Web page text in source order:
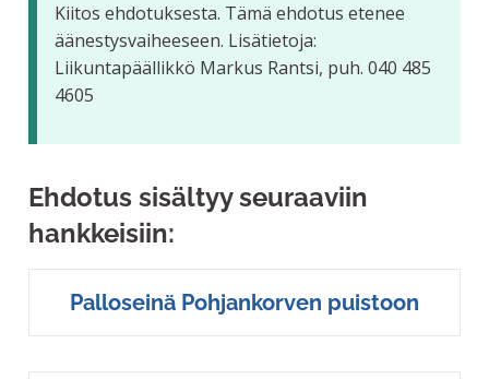
Kiitos ehdotuksesta. Tämä ehdotus etenee
äänestysvaiheeseen. Lisätietoja:
Liikuntapäällikkö Markus Rantsi, puh. 040 485
4605
Ehdotus sisältyy seuraaviin
hankkeisiin:
Palloseinä Pohjankorven puistoon